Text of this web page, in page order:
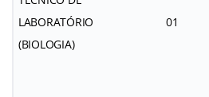
LABORATÓRIO
(BIOLOGIA)
01